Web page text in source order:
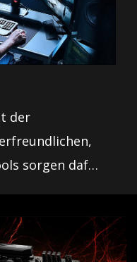
bieten wir
Herstellern
mit der
der
sorgen dafür,
stellt.
ihr das Beste